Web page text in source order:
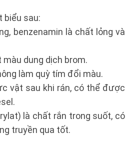
biểu sau:
benzenamin là chất lỏng và
dung dịch brom.
làm quỳ tím đổi màu.
vật sau khi rán, có thể được
là chất rắn trong suốt, có
truyền qua tốt.